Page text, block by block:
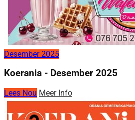
Desember 2025
Koerania - Desember 2025
Lees Nou Meer Info